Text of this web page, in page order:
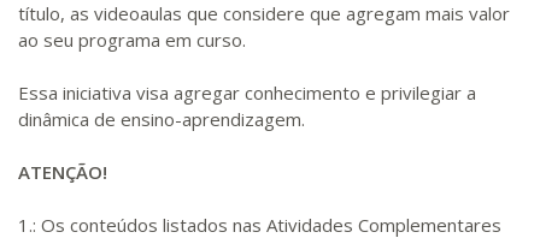
título, as videoaulas que considere que agregam mais valor
ao seu programa em curso.
Essa iniciativa visa agregar conhecimento e privilegiar a
dinâmica de ensino-aprendizagem.
ATENÇÃO!
1.: Os conteúdos listados nas Atividades Complementares